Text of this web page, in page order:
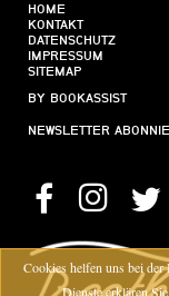
Cookies helfen uns bei
Dienste erklären
HOME
KONTAKT
DATENSCHUTZ
IMPRESSUM
SITEMAP
BY BOOKASSIST
NEWSLETTER